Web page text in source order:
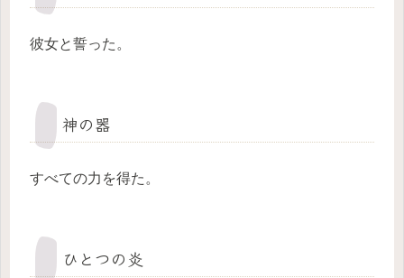
彼女と誓った。
神の器
すべての力を得た。
ひとつの炎